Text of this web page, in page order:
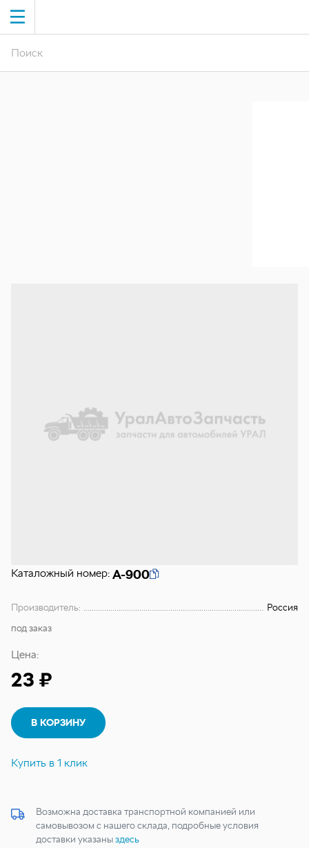
Каталожный номер: А-900
Производитель:
Россия
под заказ
Цена:
23 ₽
В КОРЗИНУ
Купить в 1 клик
Возможна доставка транспортной компанией или
самовывозом с нашего склада, подробные условия
доставки указаныздесь